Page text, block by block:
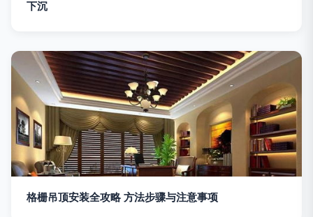
下沉
格栅吊顶安装全攻略 方法步骤与注意事项